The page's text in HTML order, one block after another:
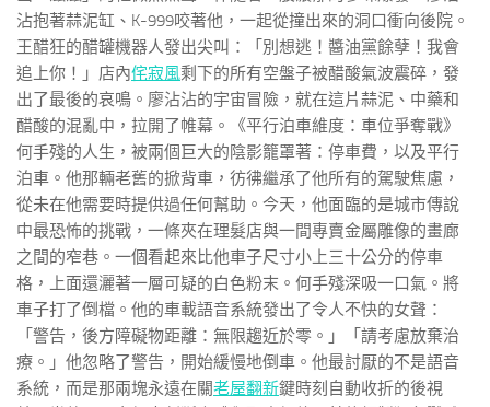
沾抱著蒜泥缸、K-999咬著他，一起從撞出來的洞口衝向後院。
王醋狂的醋罐機器人發出尖叫：「別想逃！醬油黨餘孽！我會
追上你！」店內侘寂風剩下的所有空盤子被醋酸氣波震碎，發
出了最後的哀鳴。廖沾沾的宇宙冒險，就在這片蒜泥、中藥和
醋酸的混亂中，拉開了帷幕。《平行泊車維度：車位爭奪戰》
何手殘的人生，被兩個巨大的陰影籠罩著：停車費，以及平行
泊車。他那輛老舊的掀背車，彷彿繼承了他所有的駕駛焦慮，
從未在他需要時提供過任何幫助。今天，他面臨的是城市傳說
中最恐怖的挑戰，一條夾在理髮店與一間專賣金屬雕像的畫廊
之間的窄巷。一個看起來比他車子尺寸小上三十公分的停車
格，上面還灑著一層可疑的白色粉末。何手殘深吸一口氣。將
車子打了倒檔。他的車載語音系統發出了令人不快的女聲：
「警告，後方障礙物距離：無限趨近於零。」「請考慮放棄治
療。」他忽略了警告，開始緩慢地倒車。他最討厭的不是語音
系統，而是那兩塊永遠在關老屋翻新鍵時刻自動收折的後視